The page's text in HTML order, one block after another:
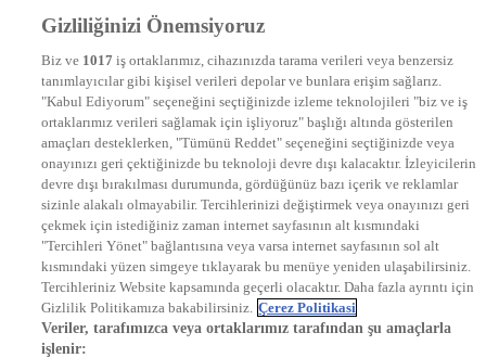
DYG Televizyonlar
STAR
EURO STAR
KRAL POP TV
DYG Radyolar
NTV RADYO
KRAL FM
KRAL POP
EKSEN
VOYAGE
DYG Dijital
ntv.com.tr
ntvspor.net
secim.ntv.com.tr
startv.com.tr
kralmuzik.com.tr
Gizliliğinizi Önemsiyoruz
Biz ve 1017 iş ortaklarımız, cihazınızda tarama verileri veya benzersiz
tanımlayıcılar gibi kişisel verileri depolar ve bunlara erişim sağlarız.
"Kabul Ediyorum" seçeneğini seçtiğinizde izleme teknolojileri "biz ve iş
ortaklarımız verileri sağlamak için işliyoruz" başlığı altında gösterilen
amaçları desteklerken, "Tümünü Reddet" seçeneğini seçtiğinizde veya
onayınızı geri çektiğinizde bu teknoloji devre dışı kalacaktır. İzleyicilerin
devre dışı bırakılması durumunda, gördüğünüz bazı içerik ve reklamlar
sizinle alakalı olmayabilir. Tercihlerinizi değiştirmek veya onayınızı geri
çekmek için istediğiniz zaman internet sayfasının alt kısmındaki
"Tercihleri Yönet" bağlantısına veya varsa internet sayfasının sol alt
kısmındaki yüzen simgeye tıklayarak bu menüye yeniden ulaşabilirsiniz.
Tercihleriniz Website kapsamında geçerli olacaktır. Daha fazla ayrıntı için
Gizlilik Politikamıza bakabilirsiniz. Çerez Politikasi
Veriler, tarafımızca veya ortaklarımız tarafından şu amaçlarla
işlenir: